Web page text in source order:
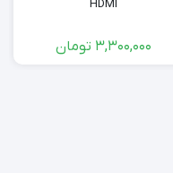
HDMI
3,300,000 تومان